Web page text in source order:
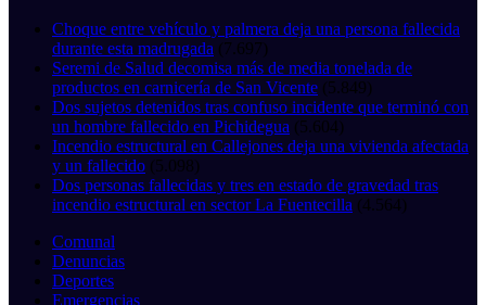
Choque entre vehículo y palmera deja una persona fallecida
durante esta madrugada (7.697)
Seremi de Salud decomisa más de media tonelada de
productos en carnicería de San Vicente (5.849)
Dos sujetos detenidos tras confuso incidente que terminó con
un hombre fallecido en Pichidegua (5.604)
Incendio estructural en Callejones deja una vivienda afectada
y un fallecido (5.098)
Dos personas fallecidas y tres en estado de gravedad tras
incendio estructural en sector La Fuentecilla (4.564)
Comunal
Denuncias
Deportes
Emergencias